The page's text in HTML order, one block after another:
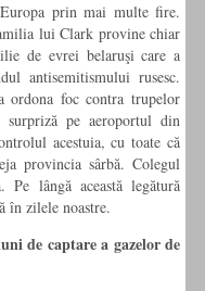
prin mai multe fire.
lui Clark provine chiar
de evrei belaruşi care a
antisemitismului rusesc.
ordona foc contra trupelor
surpriză pe aeroportul din
acestuia, cu toate că
provincia sârbă. Colegul
lângă această legătură
în zilele noastre.
de captare a gazelor de